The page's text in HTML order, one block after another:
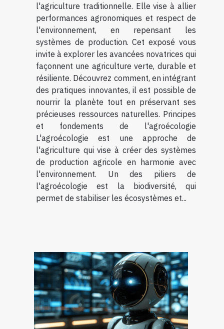
l'agriculture traditionnelle. Elle vise à allier
performances agronomiques et respect de
l'environnement, en repensant les
systèmes de production. Cet exposé vous
invite à explorer les avancées novatrices qui
façonnent une agriculture verte, durable et
résiliente. Découvrez comment, en intégrant
des pratiques innovantes, il est possible de
nourrir la planète tout en préservant ses
précieuses ressources naturelles. Principes
et fondements de l'agroécologie
L'agroécologie est une approche de
l'agriculture qui vise à créer des systèmes
de production agricole en harmonie avec
l'environnement. Un des piliers de
l'agroécologie est la biodiversité, qui
permet de stabiliser les écosystèmes et...